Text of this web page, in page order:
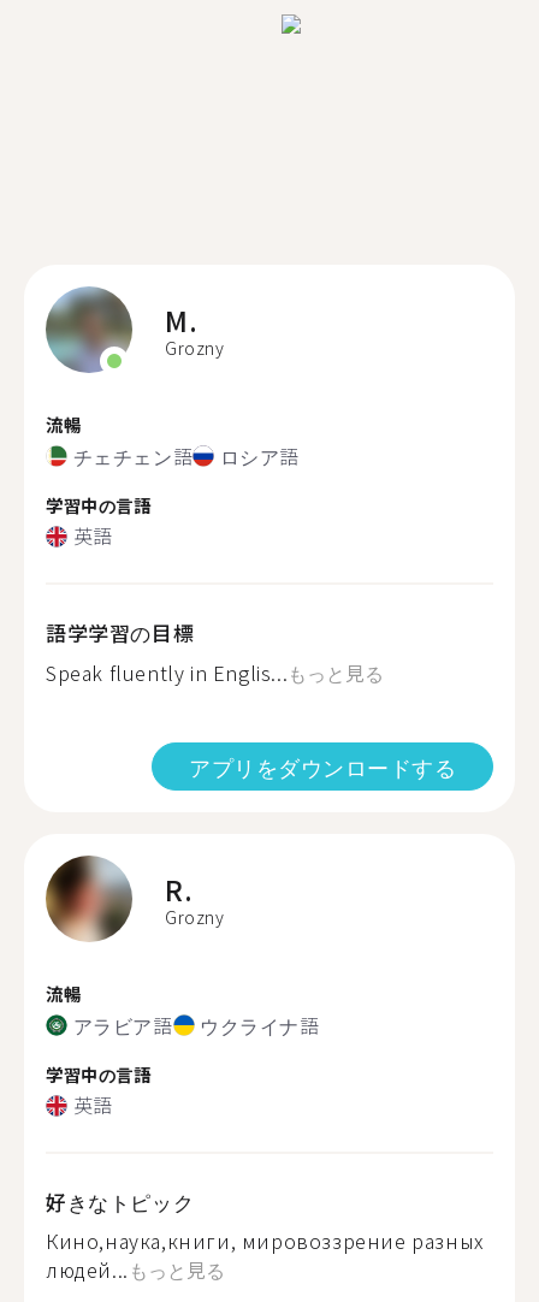
M.
Grozny
流暢
チェチェン語 ロシア語
学習中の言語
英語
語学学習の目標
Speak fluently in Englis...もっと見る
アプリをダウンロードする
R.
Grozny
流暢
アラビア語 ウクライナ語
学習中の言語
英語
好きなトピック
Кино,наука,книги, мировоззрение разных
людей... もっと見る